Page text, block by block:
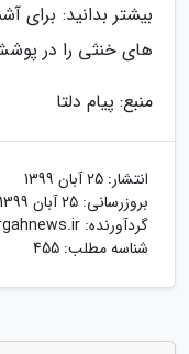
بیشتر بدانید: برای
های خنثی را در
منبع: پیام دلتا
انتشار: 25 آبان 1399
بروزرسانی: 25 آبان 1399
گردآورنده:
شناسه مطلب: 455